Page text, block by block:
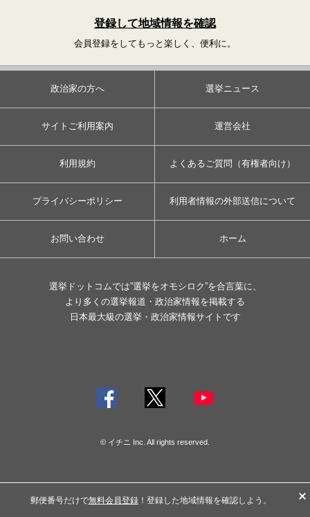
登録して地域情報を確認
会員登録をしてもっと楽しく、便利に。
政治家の方へ 選挙ニュース
サイトご利用案内 運営会社
利用規約 よくあるご質問（有権者向け）
プライバシーポリシー 利用者情報の外部送信について
お問い合わせ ホーム
選挙ドットコムでは”選挙をオモシロク”を合言葉に、
より多くの選挙報道・政治家情報を掲載する
日本最大級の選挙・政治家情報サイトです
© イチニ Inc. All rights reserved.
郵便番号だけで無料会員登録！登録した地域情報を確認しよう。